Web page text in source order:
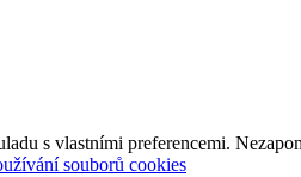
s vlastními preferencemi.
souborů cookies